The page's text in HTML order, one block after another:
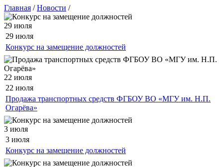
Главная /Новости /
29 июля
29 июля
Конкурс на замещение должностей
22 июля
22 июля
Продажа транспортных средств ФГБОУ ВО «МГУ им. Н.П.
Огарёва»
3 июля
3 июля
Конкурс на замещение должностей